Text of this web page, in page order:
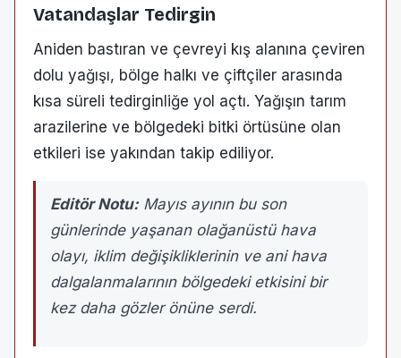
Vatandaşlar Tedirgin
Aniden bastıran ve çevreyi kış alanına çeviren
dolu yağışı, bölge halkı ve çiftçiler arasında
kısa süreli tedirginliğe yol açtı. Yağışın tarım
arazilerine ve bölgedeki bitki örtüsüne olan
etkileri ise yakından takip ediliyor.
Editör Notu: Mayıs ayının bu son
günlerinde yaşanan olağanüstü hava
olayı, iklim değişikliklerinin ve ani hava
dalgalanmalarının bölgedeki etkisini bir
kez daha gözler önüne serdi.